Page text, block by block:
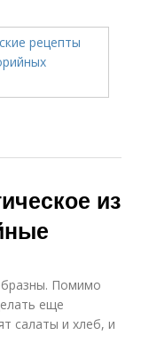
из
Помимо
еще
салаты и хлеб, и